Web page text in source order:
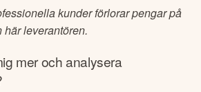
kunder förlorar pengar på
leverantören.
mer och analysera